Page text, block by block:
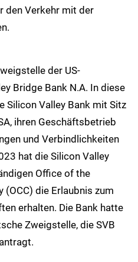
den Verkehr mit der
der US-
Bridge Bank N.A. In diese
Silicon Valley Bank mit Sitz
ihren Geschäftsbetrieb
und Verbindlichkeiten
hat die Silicon Valley
Office of the
die Erlaubnis zum
erhalten. Die Bank hatte
Zweigstelle, die SVB